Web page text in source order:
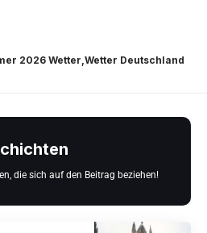
2026 Wetter Wetter Deutschland
die sich auf den Beitrag beziehen!